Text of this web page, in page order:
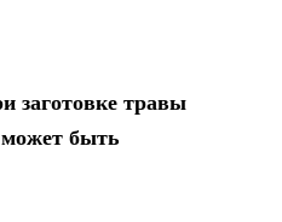
заготовке травы
быть